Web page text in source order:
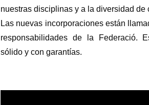
nuestras disciplinas y a la diversidad
Las nuevas incorporaciones están
responsabilidades de la Federació.
sólido y con garantías.